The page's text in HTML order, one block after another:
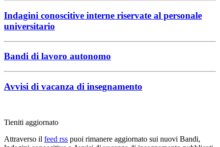
Indagini conoscitive interne riservate al personale
universitario
Bandi di lavoro autonomo
Avvisi di vacanza di insegnamento
Tieniti aggiornato
Attraverso il feed rss puoi rimanere aggiornato sui nuovi Bandi,